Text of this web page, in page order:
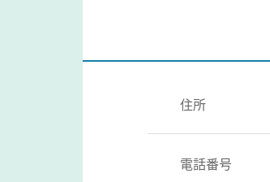
住所
電話番号